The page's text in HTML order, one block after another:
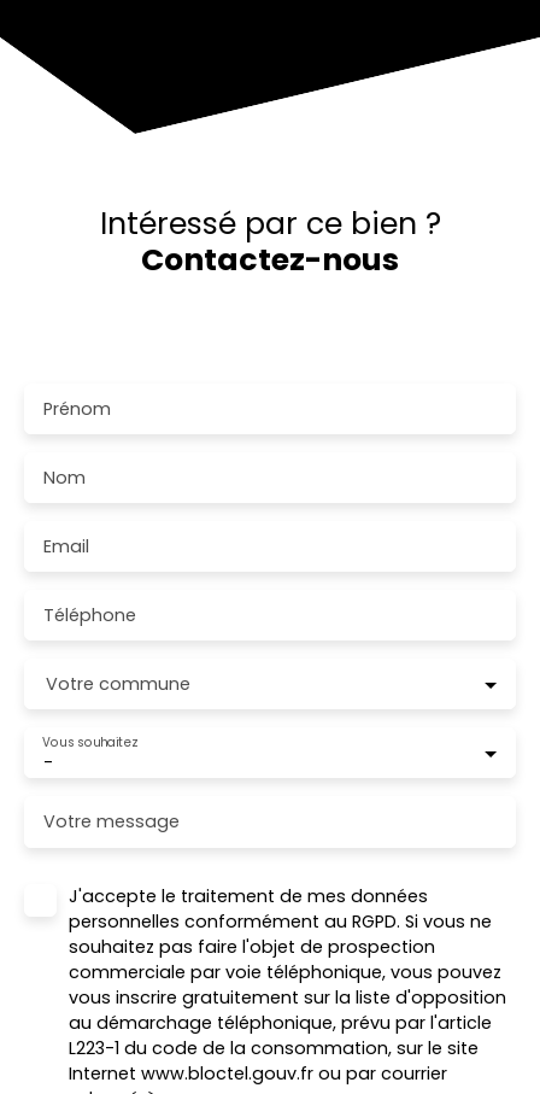
Intéressé par ce bien ?
Contactez-nous
Prénom
Nom
Email
Téléphone
Votre commune
-
Vous souhaitez
Votre message
J'accepte le traitement de mes données
personnelles conformément au RGPD. Si vous ne
souhaitez pas faire l'objet de prospection
commerciale par voie téléphonique, vous pouvez
vous inscrire gratuitement sur la liste d'opposition
au démarchage téléphonique, prévu par l'article
L223-1 du code de la consommation, sur le site
Internet www.bloctel.gouv.fr ou par courrier